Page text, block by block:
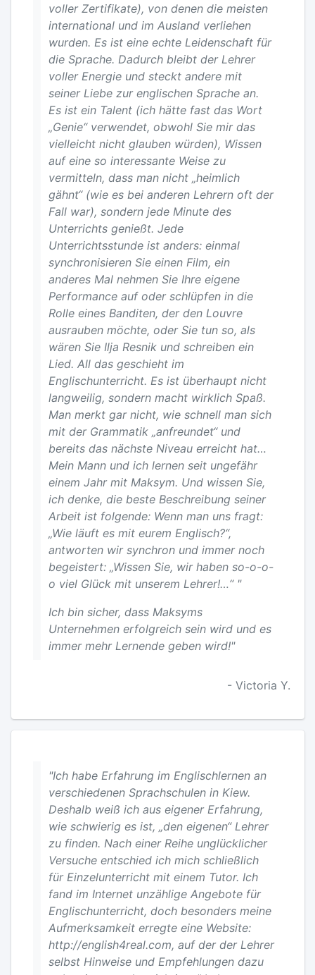
voller Zertifikate), von denen die meisten
international und im Ausland verliehen
wurden. Es ist eine echte Leidenschaft für
die Sprache. Dadurch bleibt der Lehrer
voller Energie und steckt andere mit
seiner Liebe zur englischen Sprache an.
Es ist ein Talent (ich hätte fast das Wort
„Genie“ verwendet, obwohl Sie mir das
vielleicht nicht glauben würden), Wissen
auf eine so interessante Weise zu
vermitteln, dass man nicht „heimlich
gähnt“ (wie es bei anderen Lehrern oft der
Fall war), sondern jede Minute des
Unterrichts genießt. Jede
Unterrichtsstunde ist anders: einmal
synchronisieren Sie einen Film, ein
anderes Mal nehmen Sie Ihre eigene
Performance auf oder schlüpfen in die
Rolle eines Banditen, der den Louvre
ausrauben möchte, oder Sie tun so, als
wären Sie Ilja Resnik und schreiben ein
Lied. All das geschieht im
Englischunterricht. Es ist überhaupt nicht
langweilig, sondern macht wirklich Spaß.
Man merkt gar nicht, wie schnell man sich
mit der Grammatik „anfreundet“ und
bereits das nächste Niveau erreicht hat…
Mein Mann und ich lernen seit ungefähr
einem Jahr mit Maksym. Und wissen Sie,
ich denke, die beste Beschreibung seiner
Arbeit ist folgende: Wenn man uns fragt:
„Wie läuft es mit eurem Englisch?“,
antworten wir synchron und immer noch
begeistert: „Wissen Sie, wir haben so-o-o-
o viel Glück mit unserem Lehrer!…“ "
Ich bin sicher, dass Maksyms
Unternehmen erfolgreich sein wird und es
immer mehr Lernende geben wird!"
- Victoria Y.
"Ich habe Erfahrung im Englischlernen an
verschiedenen Sprachschulen in Kiew.
Deshalb weiß ich aus eigener Erfahrung,
wie schwierig es ist, „den eigenen“ Lehrer
zu finden. Nach einer Reihe unglücklicher
Versuche entschied ich mich schließlich
für Einzelunterricht mit einem Tutor. Ich
fand im Internet unzählige Angebote für
Englischunterricht, doch besonders meine
Aufmerksamkeit erregte eine Website:
http://english4real.com, auf der der Lehrer
selbst Hinweise und Empfehlungen dazu